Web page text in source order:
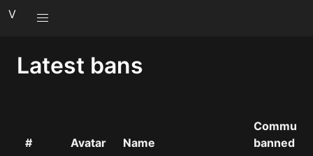
V
Latest bans
# Avatar Name
banned